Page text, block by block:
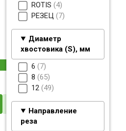
ROTIS 4
РЕЗЕЦ 7
Диаметр
хвостовика (S), мм
6 7
8 65
12 49
Направление
реза